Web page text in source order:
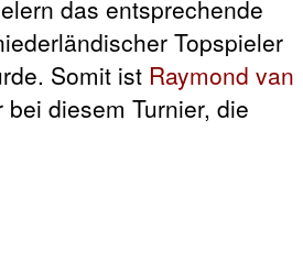
das entsprechende
Topspieler
Somit ist Raymond van
diesem Turnier, die